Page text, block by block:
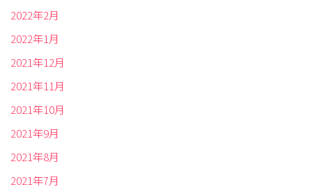
2022年2月
2022年1月
2021年12月
2021年11月
2021年10月
2021年9月
2021年8月
2021年7月